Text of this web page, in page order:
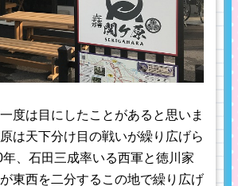
度は目にしたことがあると思いま
は天下分け目の戦いが繰り広げら
、石田三成率いる西軍と徳川家
東西を二分するこの地で繰り広げ